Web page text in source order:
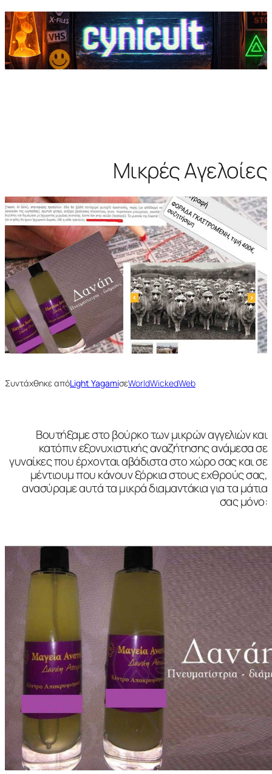
Μικρές Αγελοίες
Συντάχθηκε απόLight YagamiσεWorldWickedWeb
Βουτήξαμε στο βούρκο των μικρών αγγελιών και
κατόπιν εξονυχιστικής αναζήτησης ανάμεσα σε
γυναίκες που έρχονται αβάδιστα στο χώρο σας και σε
μέντιουμ που κάνουν ξόρκια στους εχθρούς σας,
ανασύραμε αυτά τα μικρά διαμαντάκια για τα μάτια
σας μόνο: